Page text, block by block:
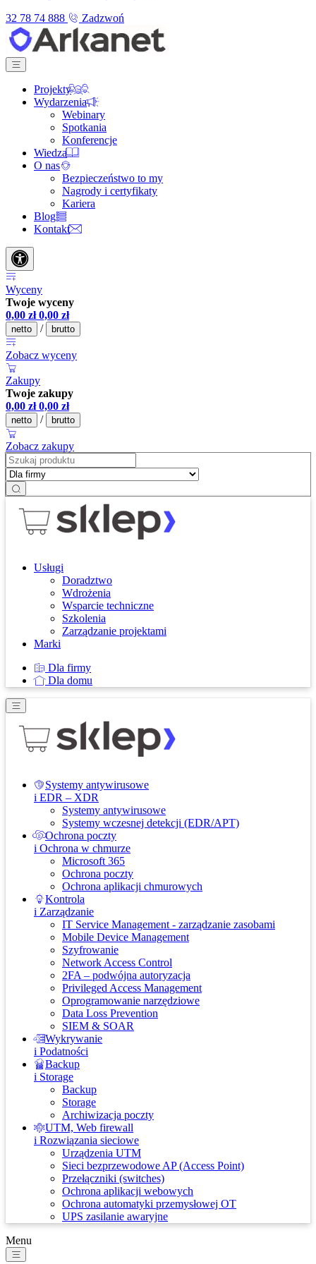
32 78 74 888
Zadzwoń
Projekty
Wydarzenia
Webinary
Spotkania
Konferencje
Wiedza
O nas
Bezpieczeństwo to my
Nagrody i certyfikaty
Kariera
Blog
Kontakt
Wyceny
Twoje wyceny
0,00 zł 0,00 zł
netto / brutto
Zobacz wyceny
Zakupy
Twoje zakupy
0,00 zł 0,00 zł
netto / brutto
Zobacz zakupy
Usługi
Doradztwo
Wdrożenia
Wsparcie techniczne
Szkolenia
Zarządzanie projektami
Marki
Dla firmy
Dla domu
Systemy antywirusowe
i EDR – XDR
Systemy antywirusowe
Systemy wczesnej detekcji (EDR/APT)
Ochrona poczty
i Ochrona w chmurze
Microsoft 365
Ochrona poczty
Ochrona aplikacji chmurowych
Kontrola
i Zarządzanie
IT Service Management - zarządzanie zasobami
Mobile Device Management
Szyfrowanie
Network Access Control
2FA – podwójna autoryzacja
Privileged Access Management
Oprogramowanie narzędziowe
Data Loss Prevention
SIEM & SOAR
Wykrywanie
i Podatności
Backup
i Storage
Backup
Storage
Archiwizacja poczty
UTM, Web firewall
i Rozwiązania sieciowe
Urządzenia UTM
Sieci bezprzewodowe AP (Access Point)
Przełączniki (switches)
Ochrona aplikacji webowych
Ochrona automatyki przemysłowej OT
UPS zasilanie awaryjne
Menu